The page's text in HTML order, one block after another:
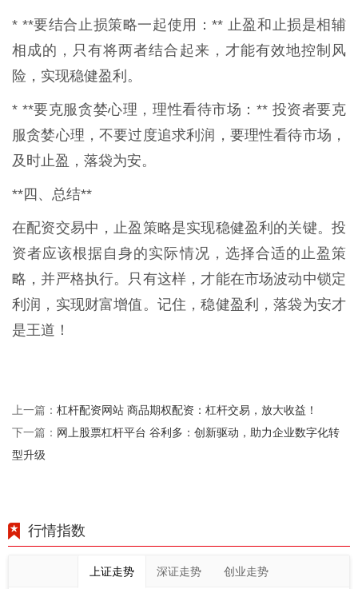
* **要结合止损策略一起使用：** 止盈和止损是相辅
相成的，只有将两者结合起来，才能有效地控制风
险，实现稳健盈利。
* **要克服贪婪心理，理性看待市场：** 投资者要克
服贪婪心理，不要过度追求利润，要理性看待市场，
及时止盈，落袋为安。
**四、总结**
在配资交易中，止盈策略是实现稳健盈利的关键。投
资者应该根据自身的实际情况，选择合适的止盈策
略，并严格执行。只有这样，才能在市场波动中锁定
利润，实现财富增值。记住，稳健盈利，落袋为安才
是王道！
上一篇： 杠杆配资网站 商品期权配资：杠杆交易，放大收益！
下一篇： 网上股票杠杆平台 谷利多：创新驱动，助力企业数字化转
型升级
行情指数
上证走势 深证走势 创业走势